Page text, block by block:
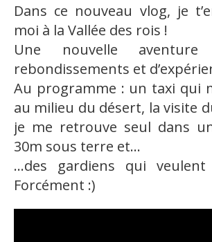
Dans ce nouveau vlog, je
moi à la Vallée des rois !
Une nouvelle
rebondissements et
Au programme : un taxi qui
au milieu du désert, la visite
je me retrouve seul dans
30m sous terre et…
…des gardiens qui veulent
Forcément :)